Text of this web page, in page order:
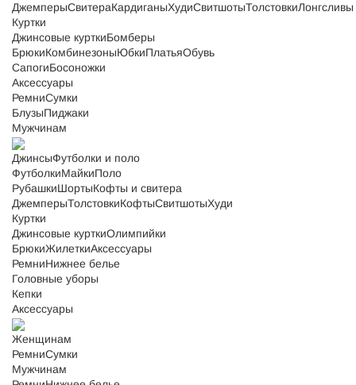
ДжемперыСвитераКардиганыХудиСвитшотыТолстовкиЛонгсливы
Куртки
Джинсовые курткиБомберы
БрюкиКомбинезоныЮбкиПлатьяОбувь
СапогиБосоножки
Аксессуары
РемниСумки
БлузыПиджаки
Мужчинам
ДжинсыФутболки и поло
ФутболкиМайкиПоло
РубашкиШортыКофты и свитера
ДжемперыТолстовкиКофтыСвитшотыХуди
Куртки
Джинсовые курткиОлимпийки
БрюкиЖилеткиАксессуары
РемниНижнее белье
Головные уборы
Кепки
Аксессуары
Женщинам
РемниСумки
Мужчинам